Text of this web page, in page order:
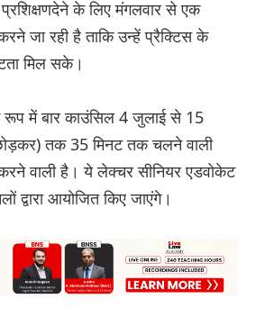
के लिए मंगलवार से एक
जा रही है ताकि उन्हें प्रैक्टिस के
मिल सके।
में बार काउंसिल 4 जुलाई से 15
तक 35 मिनट तक चलने वाली
वाली है। ये लेक्चर सीनियर एडवोकेट
द्वारा आयोजित किए जाएंगे।